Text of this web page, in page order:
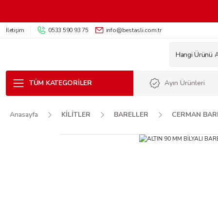
İletişim 0533 590 93 75 info@bestasli.com.tr
TÜM KATEGORILER Ayın Ürünleri
Anasayfa KİLİTLER BARELLER CERMAN